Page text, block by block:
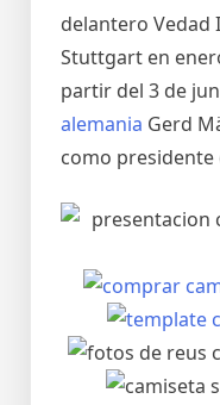
delantero Vedad
Stuttgart en
partir del 3 de
alemania Gerd
como